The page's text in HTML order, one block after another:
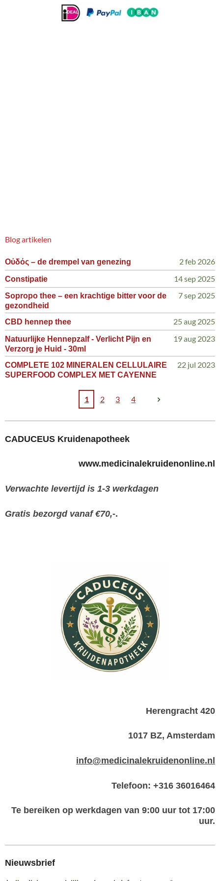
Blog artikelen
Οὐδός – de drempel van genezing 2 feb 2026
Constipatie 14 sep 2025
Sopropo thee – een krachtige bitter voor de
gezondheid
7 sep 2025
CBD hennep thee 25 aug 2025
Natuurlijke Hennepzalf - Verlicht Pijn en
Verzorg je Huid - 30ml
19 aug 2023
COMPLETE 102 MINERALEN CELLULAIRE
SUPERFOOD COMPLEX MET CAYENNE
22 jul 2023
1 2 3 4
CADUCEUS Kruidenapotheek
www.medicinalekruidenonline.nl
Verwachte levertijd is 1-3 werkdagen
Gratis bezorgd vanaf €70,-.
Herengracht 420
1017 BZ, Amsterdam
info@medicinalekruidenonline.nl
Telefoon: +316 36016464
Te bereiken op werkdagen van 9:00 uur tot 17:00
uur.
Nieuwsbrief